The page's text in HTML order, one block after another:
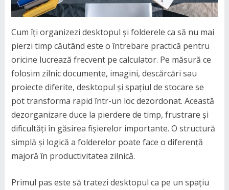
Cum îți organizezi desktopul și folderele ca să nu mai
pierzi timp căutând este o întrebare practică pentru
oricine lucrează frecvent pe calculator. Pe măsură ce
folosim zilnic documente, imagini, descărcări sau
proiecte diferite, desktopul și spațiul de stocare se
pot transforma rapid într-un loc dezordonat. Această
dezorganizare duce la pierdere de timp, frustrare și
dificultăți în găsirea fișierelor importante. O structură
simplă și logică a folderelor poate face o diferență
majoră în productivitatea zilnică.
Primul pas este să tratezi desktopul ca pe un spațiu